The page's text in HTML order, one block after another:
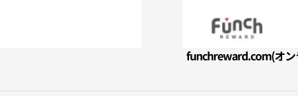
funchreward.com(オン